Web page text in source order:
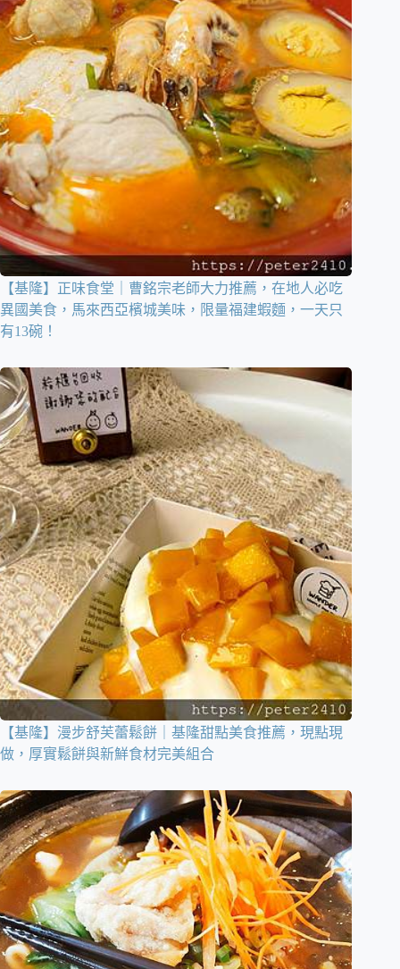
【基隆】正味食堂｜曹銘宗老師大力推薦，在地人必吃
異國美食，馬來西亞檳城美味，限量福建蝦麵，一天只
有13碗！
【基隆】漫步舒芙蕾鬆餅｜基隆甜點美食推薦，現點現
做，厚實鬆餅與新鮮食材完美組合